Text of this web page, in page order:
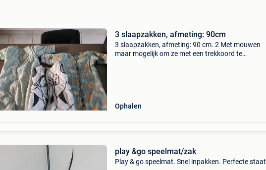
3 slaapzakken, afmeting: 90cm
3 slaapzakken, afmeting: 90 cm. 2 Met mouwen
maar mogelijk om ze met een trekkoord te
Ophalen
play &go speelmat/zak
Play & go speelmat. Snel inpakken. Perfecte staat